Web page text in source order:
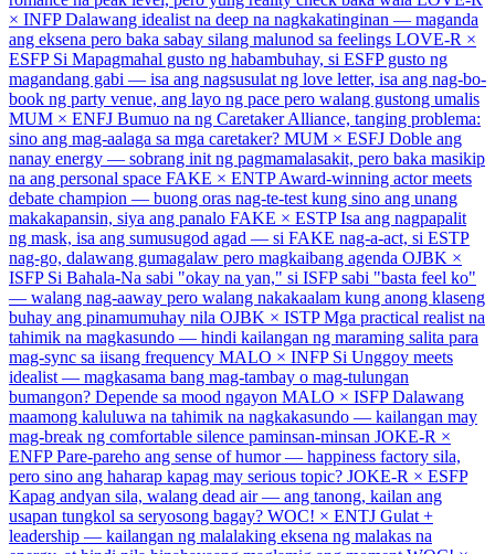
× INFP Dalawang idealist na deep na nagkakatinginan — maganda
ang eksena pero baka sabay silang malunod sa feelings LOVE-R ×
ESFP Si Mapagmahal gusto ng habambuhay, si ESFP gusto ng
magandang gabi — isa ang nagsusulat ng love letter, isa ang nag-bo-
book ng party venue, ang layo ng pace pero walang gustong umalis
MUM × ENFJ Bumuo na ng Caretaker Alliance, tanging problema:
sino ang mag-aalaga sa mga caretaker? MUM × ESFJ Doble ang
nanay energy — sobrang init ng pagmamalasakit, pero baka masikip
na ang personal space FAKE × ENTP Award-winning actor meets
debate champion — buong oras nag-te-test kung sino ang unang
makakapansin, siya ang panalo FAKE × ESTP Isa ang nagpapalit
ng mask, isa ang sumusugod agad — si FAKE nag-a-act, si ESTP
nag-go, dalawang gumagalaw pero magkaibang agenda OJBK ×
ISFP Si Bahala-Na sabi "okay na yan," si ISFP sabi "basta feel ko"
— walang nag-aaway pero walang nakakaalam kung anong klaseng
buhay ang pinamumuhay nila OJBK × ISTP Mga practical realist na
tahimik na magkasundo — hindi kailangan ng maraming salita para
mag-sync sa iisang frequency MALO × INFP Si Unggoy meets
idealist — magkasama bang mag-tambay o mag-tulungan
bumangon? Depende sa mood ngayon MALO × ISFP Dalawang
maamong kaluluwa na tahimik na nagkakasundo — kailangan may
mag-break ng comfortable silence paminsan-minsan JOKE-R ×
ENFP Pare-pareho ang sense of humor — happiness factory sila,
pero sino ang haharap kapag may serious topic? JOKE-R × ESFP
Kapag andyan sila, walang dead air — ang tanong, kailan ang
usapan tungkol sa seryosong bagay? WOC! × ENTJ Gulat +
leadership — kailangan ng malalaking eksena ng malakas na